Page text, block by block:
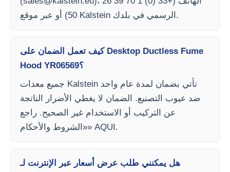
50) أو عبر موقع Kalstein الرسمي في بلدك.
كيف تعمل الضمان على Desktop Ductless Fume
Hood YR06569؟
جميع معدات Kalstein تأتي بضمان لمدة عام واحد
ضد عيوب التصنيع. الضمان لا يغطي الأضرار الناتجة
عن التركيب أو الاستخدام غير الصحيح. راجع
«الشروط والأحكام» AQUI.
هل يمكنني طلب عرض أسعار عبر الإنترنت لـ